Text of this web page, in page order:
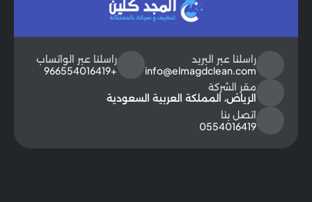
راسلنا عبر البريد
info@elmagdclean.com
راسلنا عبر الواتساب
+966554016419
مقر الشركة
الرياض، المملكة العربية السعودية
اتصل بنا
0554016419